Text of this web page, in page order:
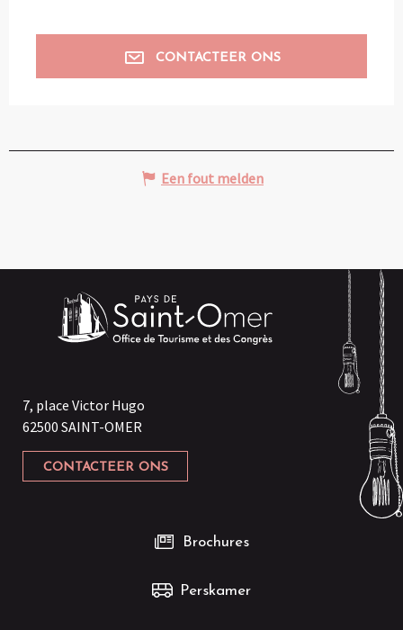
CONTACTEER ONS
Een fout melden
7, place Victor Hugo
62500 SAINT-OMER
CONTACTEER ONS
Brochures
Perskamer